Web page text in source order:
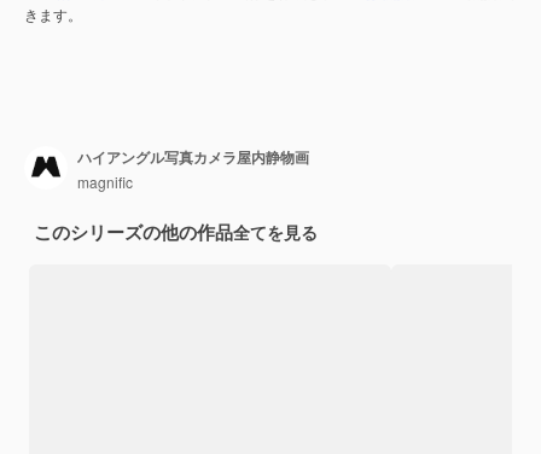
きます。
ハイアングル写真カメラ屋内静物画
magnific
このシリーズの他の作品全てを見る